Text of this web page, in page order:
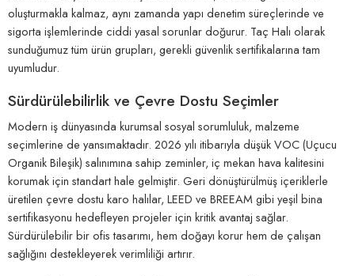
oluşturmakla kalmaz, aynı zamanda yapı denetim süreçlerinde ve
sigorta işlemlerinde ciddi yasal sorunlar doğurur. Taç Halı olarak
sunduğumuz tüm ürün grupları, gerekli güvenlik sertifikalarına tam
uyumludur.
Sürdürülebilirlik ve Çevre Dostu Seçimler
Modern iş dünyasında kurumsal sosyal sorumluluk, malzeme
seçimlerine de yansımaktadır. 2026 yılı itibarıyla düşük VOC (Uçucu
Organik Bileşik) salınımına sahip zeminler, iç mekan hava kalitesini
korumak için standart hale gelmiştir. Geri dönüştürülmüş içeriklerle
üretilen çevre dostu karo halılar, LEED ve BREEAM gibi yeşil bina
sertifikasyonu hedefleyen projeler için kritik avantaj sağlar.
Sürdürülebilir bir ofis tasarımı, hem doğayı korur hem de çalışan
sağlığını destekleyerek verimliliği artırır.